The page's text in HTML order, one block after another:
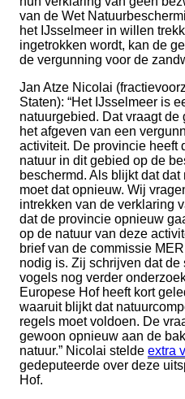
van de Wet
het IJsselmeer in willen
ingetrokken wordt, kan de
de vergunning voor de
Jan Atze Nicolai
Staten): “Het IJsselmeer is
natuurgebied. Dat vraagt
het afgeven van een
activiteit. De provincie heeft
natuur in dit gebied op de
beschermd. Als blijkt dat
moet dat opnieuw. Wij
intrekken van de verklaring
dat de provincie opnieuw
op de natuur van deze
brief van de commissie
nodig is. Zij schrijven dat
vogels nog verder
Europese Hof heeft kort
waaruit blijkt dat
regels moet voldoen. De
gewoon opnieuw aan de
natuur.” Nicolai stelde extra
gedeputeerde over deze
Hof.